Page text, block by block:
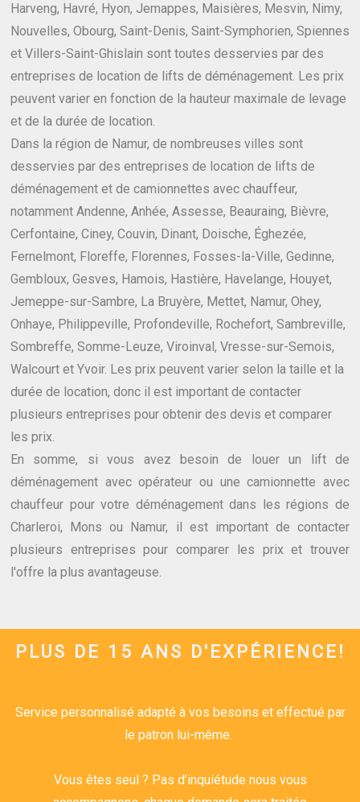
Harveng, Havré, Hyon, Jemappes, Maisières, Mesvin, Nimy,
Nouvelles, Obourg, Saint-Denis, Saint-Symphorien, Spiennes
et Villers-Saint-Ghislain sont toutes desservies par des
entreprises de location de lifts de déménagement. Les prix
peuvent varier en fonction de la hauteur maximale de levage
et de la durée de location.
Dans la région de Namur, de nombreuses villes sont
desservies par des entreprises de location de lifts de
déménagement et de camionnettes avec chauffeur,
notamment Andenne, Anhée, Assesse, Beauraing, Bièvre,
Cerfontaine, Ciney, Couvin, Dinant, Doische, Éghezée,
Fernelmont, Floreffe, Florennes, Fosses-la-Ville, Gedinne,
Gembloux, Gesves, Hamois, Hastière, Havelange, Houyet,
Jemeppe-sur-Sambre, La Bruyère, Mettet, Namur, Ohey,
Onhaye, Philippeville, Profondeville, Rochefort, Sambreville,
Sombreffe, Somme-Leuze, Viroinval, Vresse-sur-Semois,
Walcourt et Yvoir. Les prix peuvent varier selon la taille et la
durée de location, donc il est important de contacter
plusieurs entreprises pour obtenir des devis et comparer
les prix.
En somme, si vous avez besoin de louer un lift de
déménagement avec opérateur ou une camionnette avec
chauffeur pour votre déménagement dans les régions de
Charleroi, Mons ou Namur, il est important de contacter
plusieurs entreprises pour comparer les prix et trouver
l'offre la plus avantageuse.
PLUS DE 15 ANS D'EXPÉRIENCE!
Service personnalisé adapté à vos besoins et effectué par
le patron lui-même.
Vous êtes seul ? Pas d’inquiétude nous vous